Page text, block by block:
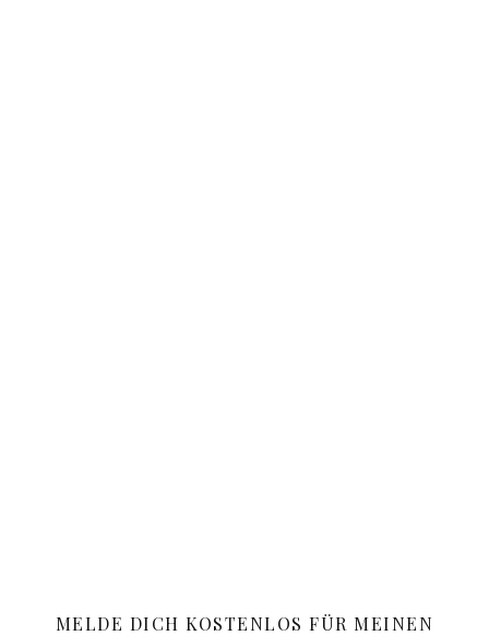
MELDE DICH KOSTENLOS FÜR MEINEN